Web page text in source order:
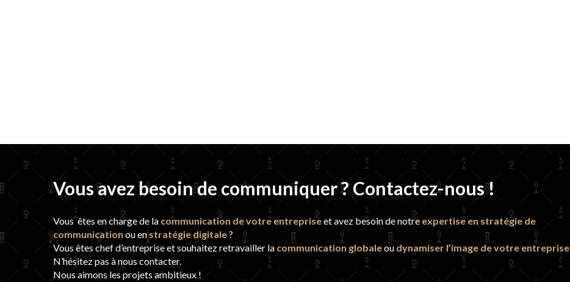
Vous avez besoin de communiquer ? Contactez-nous !
Vous êtes en charge de lacommunication de votre entrepriseet avez besoin de notre expertise en stratégie de
communication ou enstratégie digitale?
Vous êtes chef d’entreprise et souhaitez retravailler la communication globaleou dynamiser l’image de votre entreprise
N’hésitez pas à nous contacter.
Nous aimons les projets ambitieux !